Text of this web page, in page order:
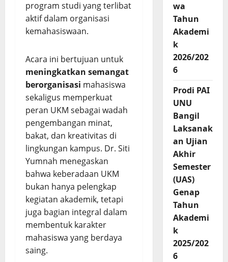
program studi yang terlibat
aktif dalam organisasi
kemahasiswaan.
Acara ini bertujuan untuk
meningkatkan semangat
berorganisasi mahasiswa
sekaligus memperkuat
peran UKM sebagai wadah
pengembangan minat,
bakat, dan kreativitas di
lingkungan kampus. Dr. Siti
Yumnah menegaskan
bahwa keberadaan UKM
bukan hanya pelengkap
kegiatan akademik, tetapi
juga bagian integral dalam
membentuk karakter
mahasiswa yang berdaya
saing.
wa
Tahun
Akademi
k
2026/202
6
Prodi PAI
UNU
Bangil
Laksanak
an Ujian
Akhir
Semester
(UAS)
Genap
Tahun
Akademi
k
2025/202
6